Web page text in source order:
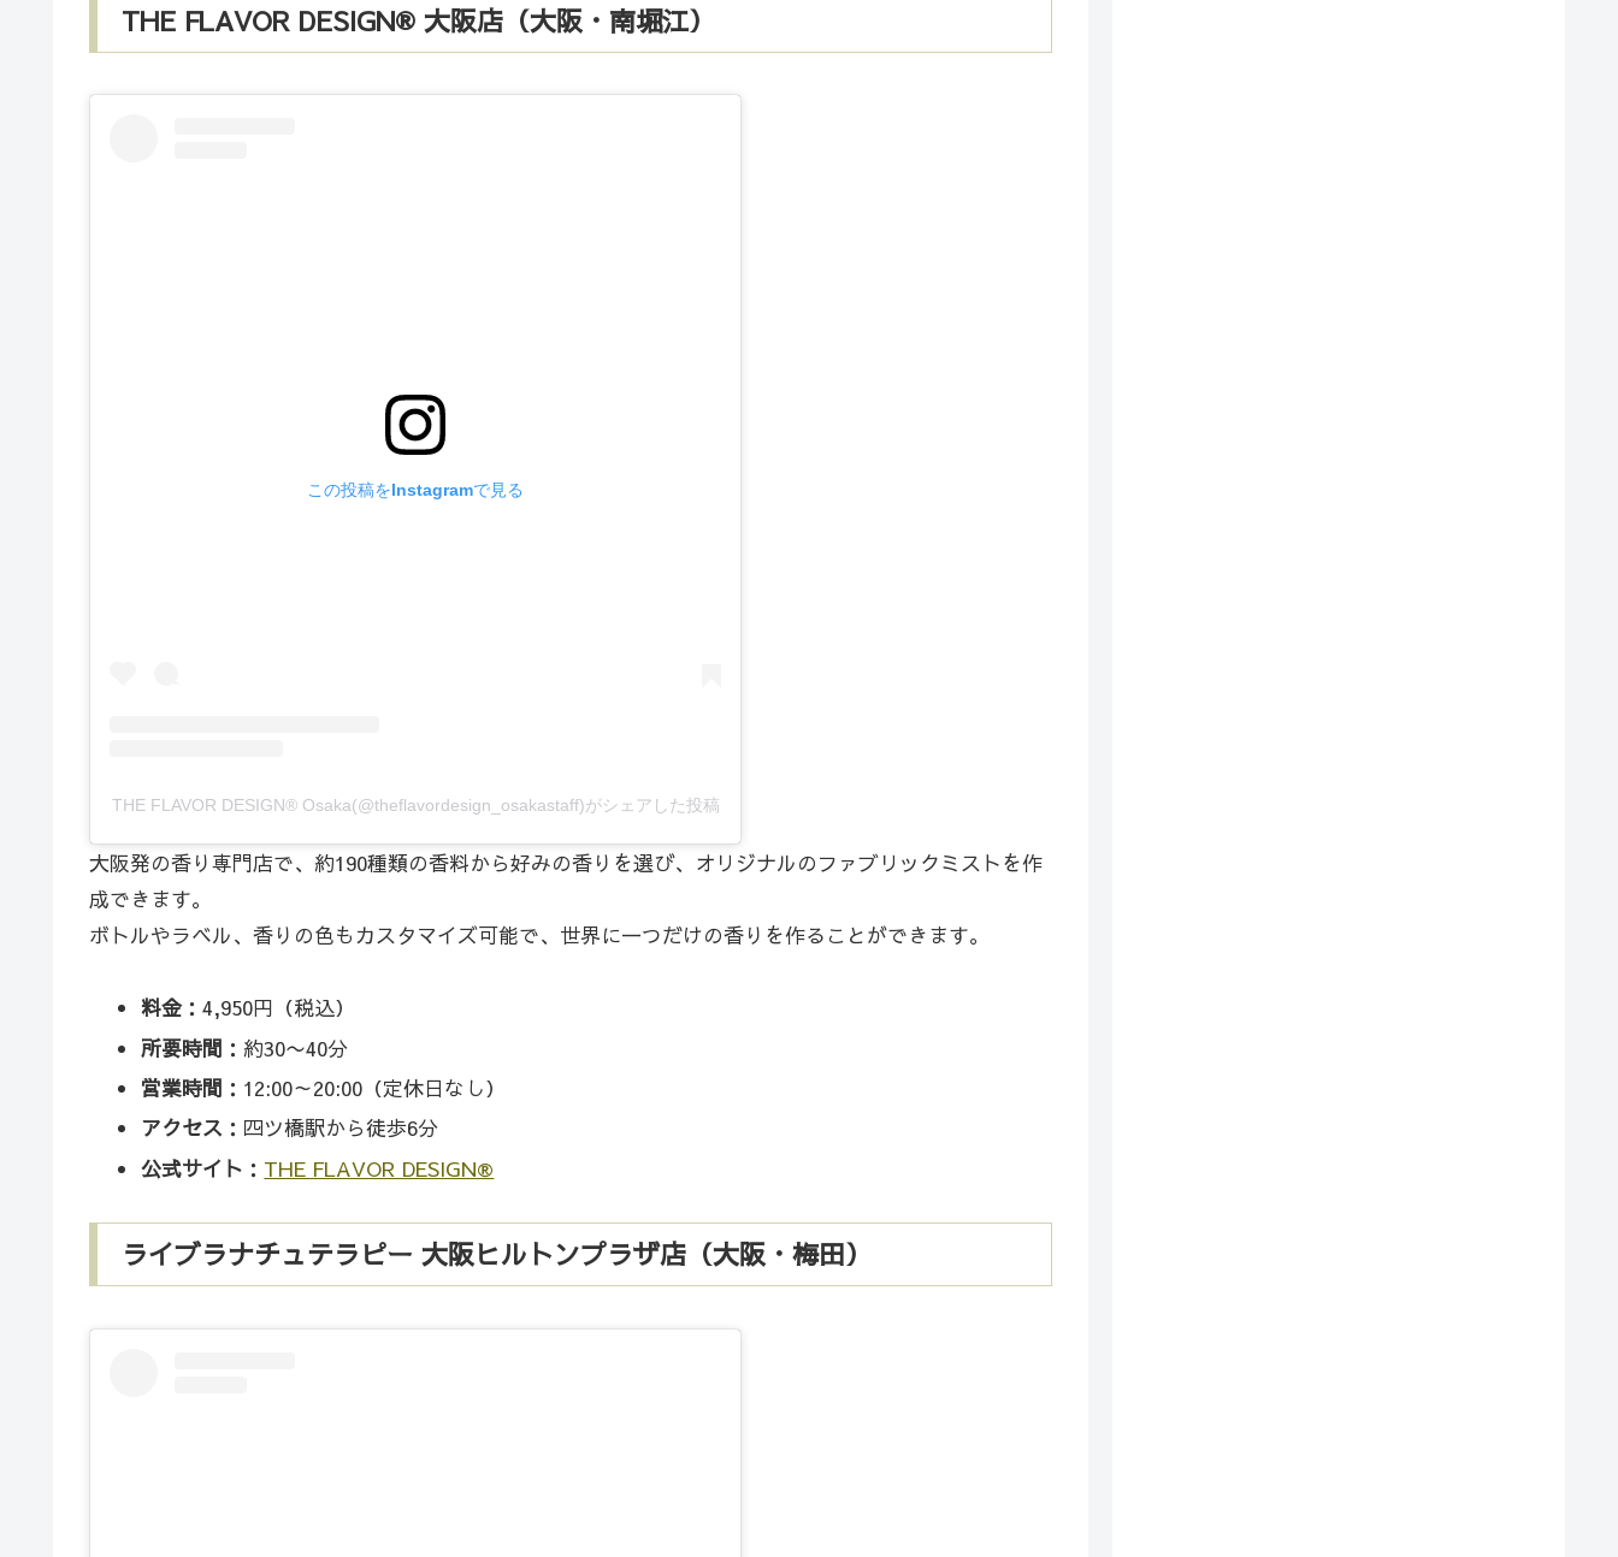
THE FLAVOR DESIGN®︎ 大阪店（大阪・南堀江）
この投稿をInstagramで見る
THE FLAVOR DESIGN®︎ Osaka(@theflavordesign_osakastaff)がシェアした投稿
大阪発の香り専門店で、約190種類の香料から好みの香りを選び、オリジナルのファブリックミストを作
成できます。
ボトルやラベル、香りの色もカスタマイズ可能で、世界に一つだけの香りを作ることができます。
料金：4,950円（税込）
所要時間 ：約30〜40分
営業時間 ：12:00～20:00（定休日なし）
アクセス ：四ツ橋駅から徒歩6分
公式サイト ： THE FLAVOR DESIGN®︎
ライブラナチュテラピー 大阪ヒルトンプラザ店（大阪・梅田）